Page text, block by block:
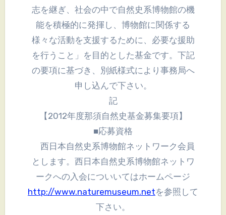
志を継ぎ、社会の中で自然史系博物館の機
能を積極的に発揮し、博物館に関係する
様々な活動を支援するために、必要な援助
を行うこと」を目的とした基金です。下記
の要項に基づき、別紙様式により事務局へ
申し込んで下さい。
記
【2012年度那須自然史基金募集要項】
■応募資格
西日本自然史系博物館ネットワーク会員
とします。西日本自然史系博物館ネットワ
ークへの入会についいてはホームページ
http://www.naturemuseum.netを参照して
下さい。